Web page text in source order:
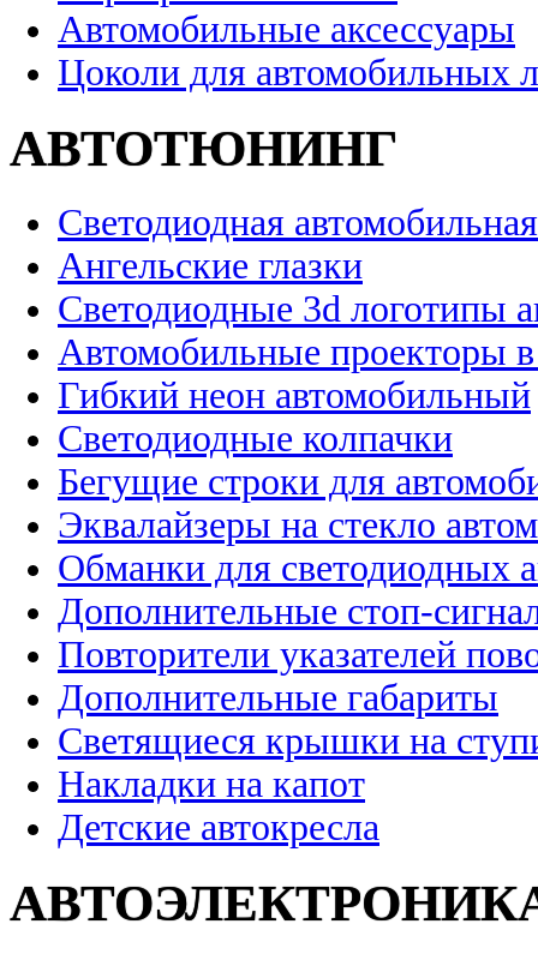
Автомобильные аксессуары
Цоколи для автомобильных
АВТОТЮНИНГ
Светодиодная
Ангельские глазки
Светодиодные 3d логотипы
Автомобильные проекторы
Гибкий неон автомобильный
Светодиодные колпачки
Бегущие строки для
Эквалайзеры на стекло
Обманки для светодиодных
Дополнительные стоп-
Повторители указателей
Дополнительные габариты
Светящиеся крышки на
Накладки на капот
Детские автокресла